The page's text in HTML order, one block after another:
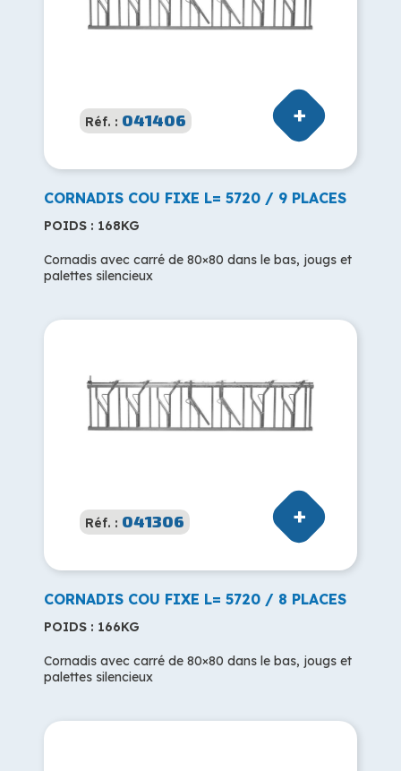
Réf. : 041406
CORNADIS COU FIXE L= 5720 / 9 PLACES
POIDS : 168KG
Cornadis avec carré de 80×80 dans le bas, jougs et
palettes silencieux
Réf. : 041306
CORNADIS COU FIXE L= 5720 / 8 PLACES
POIDS : 166KG
Cornadis avec carré de 80×80 dans le bas, jougs et
palettes silencieux